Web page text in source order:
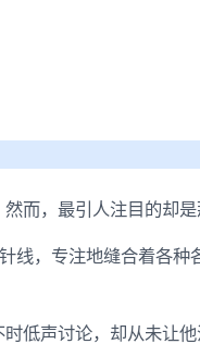
而，最引人注目的却是
线，专注地缝合着各种
低声讨论，却从未让他